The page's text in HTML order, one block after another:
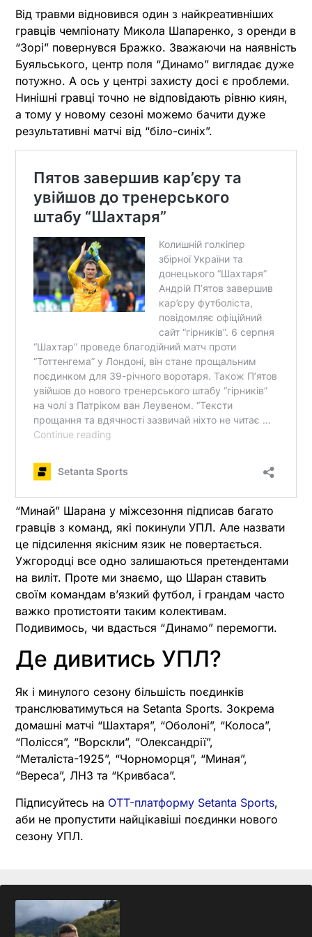
Від травми відновився один з найкреативніших
гравців чемпіонату Микола Шапаренко, з оренди в
“Зорі” повернувся Бражко. Зважаючи на наявність
Буяльського, центр поля “Динамо” виглядає дуже
потужно. А ось у центрі захисту досі є проблеми.
Нинішні гравці точно не відповідають рівню киян,
а тому у новому сезоні можемо бачити дуже
результативні матчі від “біло-синіх”.
“Минай” Шарана у міжсезоння підписав багато
гравців з команд, які покинули УПЛ. Але назвати
це підсилення якісним язик не повертається.
Ужгородці все одно залишаються претендентами
на виліт. Проте ми знаємо, що Шаран ставить
своїм командам в’язкий футбол, і грандам часто
важко протистояти таким колективам.
Подивимось, чи вдасться “Динамо” перемогти.
Де дивитись УПЛ?
Як і минулого сезону більшість поєдинків
транслюватимуться на Setanta Sports. Зокрема
домашні матчі “Шахтаря”, “Оболоні”, “Колоса”,
“Полісся”, “Ворскли”, “Олександрії”,
“Металіста-1925”, “Чорноморця”, “Миная”,
“Вереса”, ЛНЗ та “Кривбаса”.
Підписуйтесь на OTT-платформу Setanta Sports,
аби не пропустити найцікавіші поєдинки нового
сезону УПЛ.